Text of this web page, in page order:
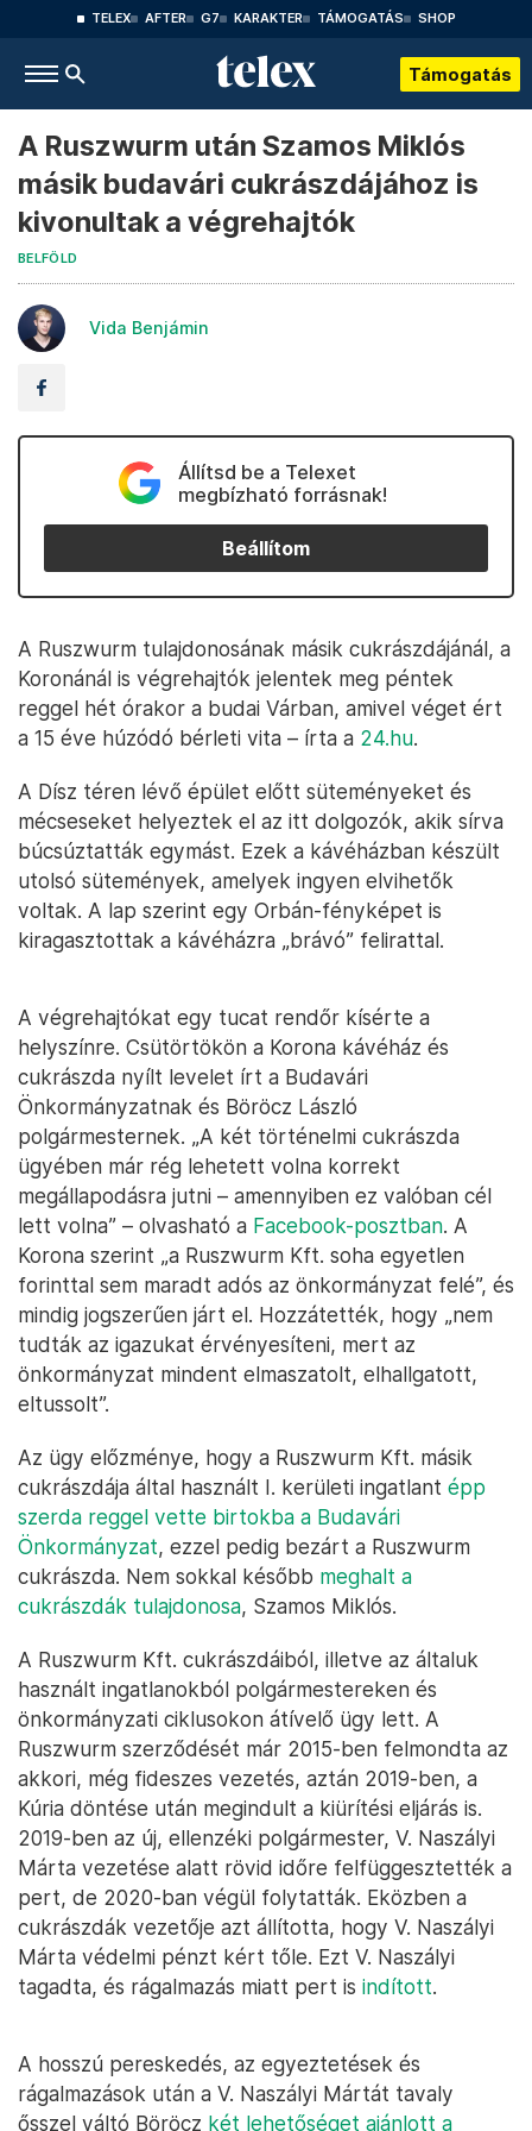
TELEX AFTER G7 KARAKTER TÁMOGATÁS SHOP
Támogatás
A Ruszwurm után Szamos Miklós
másik budavári cukrászdájához is
kivonultak a végrehajtók
BELFÖLD
Vida Benjámin
Állítsd be a Telexet
megbízható forrásnak!
Beállítom
A Ruszwurm tulajdonosának másik cukrászdájánál, a
Koronánál is végrehajtók jelentek meg péntek
reggel hét órakor a budai Várban, amivel véget ért
a 15 éve húzódó bérleti vita – írta a 24.hu.
A Dísz téren lévő épület előtt süteményeket és
mécseseket helyeztek el az itt dolgozók, akik sírva
búcsúztatták egymást. Ezek a kávéházban készült
utolsó sütemények, amelyek ingyen elvihetők
voltak. A lap szerint egy Orbán-fényképet is
kiragasztottak a kávéházra „brávó” felirattal.
A végrehajtókat egy tucat rendőr kísérte a
helyszínre. Csütörtökön a Korona kávéház és
cukrászda nyílt levelet írt a Budavári
Önkormányzatnak és Böröcz László
polgármesternek. „A két történelmi cukrászda
ügyében már rég lehetett volna korrekt
megállapodásra jutni – amennyiben ez valóban cél
lett volna” – olvasható a Facebook-posztban. A
Korona szerint „a Ruszwurm Kft. soha egyetlen
forinttal sem maradt adós az önkormányzat felé”, és
mindig jogszerűen járt el. Hozzátették, hogy „nem
tudták az igazukat érvényesíteni, mert az
önkormányzat mindent elmaszatolt, elhallgatott,
eltussolt”.
Az ügy előzménye, hogy a Ruszwurm Kft. másik
cukrászdája által használt I. kerületi ingatlant épp
szerda reggel vette birtokba a Budavári
Önkormányzat, ezzel pedig bezárt a Ruszwurm
cukrászda. Nem sokkal később meghalt a
cukrászdák tulajdonosa, Szamos Miklós.
A Ruszwurm Kft. cukrászdáiból, illetve az általuk
használt ingatlanokból polgármestereken és
önkormányzati ciklusokon átívelő ügy lett. A
Ruszwurm szerződését már 2015-ben felmondta az
akkori, még fideszes vezetés, aztán 2019-ben, a
Kúria döntése után megindult a kiürítési eljárás is.
2019-ben az új, ellenzéki polgármester, V. Naszályi
Márta vezetése alatt rövid időre felfüggesztették a
pert, de 2020-ban végül folytatták. Eközben a
cukrászdák vezetője azt állította, hogy V. Naszályi
Márta védelmi pénzt kért tőle. Ezt V. Naszályi
tagadta, és rágalmazás miatt pert is indított.
A hosszú pereskedés, az egyeztetések és
rágalmazások után a V. Naszályi Mártát tavaly
ősszel váltó Böröcz két lehetőséget ajánlott a